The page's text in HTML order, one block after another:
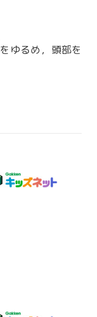
をゆるめ，頭部を